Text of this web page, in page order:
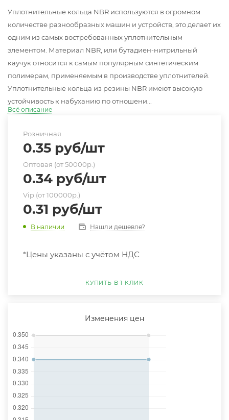
Уплотнительные кольца NBR используются в огромном
количестве разнообразных машин и устройств, это делает их
одним из самых востребованных уплотнительным
элементом. Материал NBR, или бутадиен-нитрильный
каучук относится к самым популярным синтетическим
полимерам, применяемым в производстве уплотнителей.
Уплотнительные кольца из резины NBR имеют высокую
устойчивость к набуханию по отношени...
Всё описание
Розничная
0.35 руб/шт
Оптовая (от 50000р.)
0.34 руб/шт
Vip (от 100000р.)
0.31 руб/шт
В наличии Нашли дешевле?
*Цены указаны с учётом НДС
КУПИТЬ В 1 КЛИК
Изменения цен